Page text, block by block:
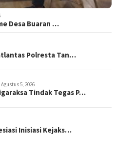
Desa Buaran …
Polresta Tan…
Agustus 5, 2026
Tindak Tegas P…
Inisiasi Kejaks…